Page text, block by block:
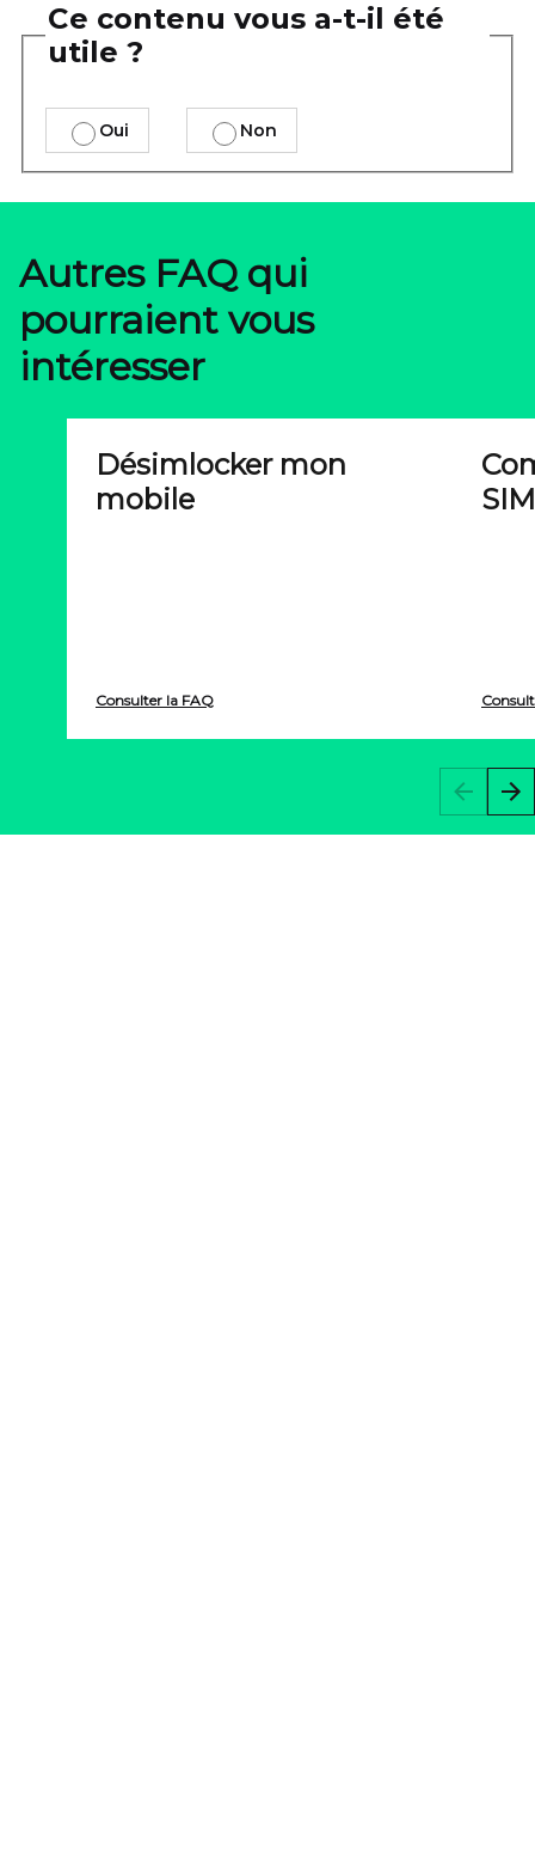
Ce contenu vous a-t-il été
utile ?
Oui Non
Autres FAQ qui
pourraient vous
intéresser
Désimlocker mon
mobile
Consulter la FAQ